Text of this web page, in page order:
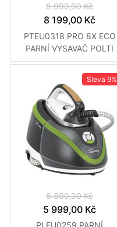
8 990,00 Kč
8 199,00 Kč
PTEU0318 PRO 8X ECO
PARNÍ VYSAVAČ POLTI
Sleva 9%
6 590,00 Kč
5 999,00 Kč